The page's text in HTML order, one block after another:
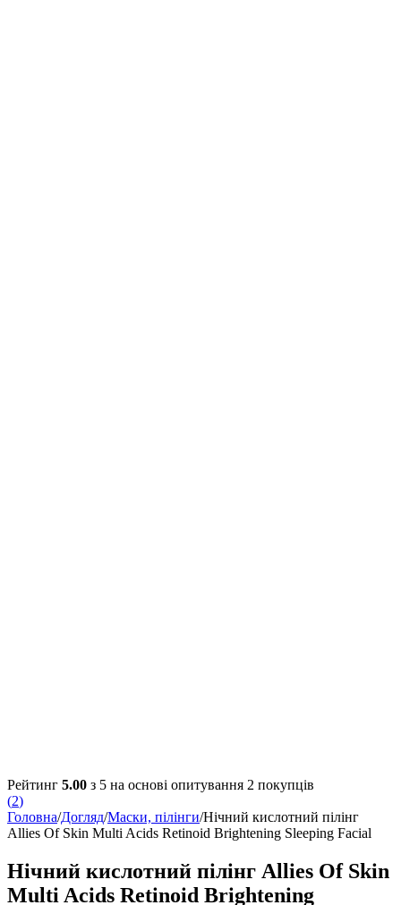
Рейтинг 5.00 з 5 на основі опитування 2 покупців
(2)
Головна/Догляд/Маски, пілінги/Нічний кислотний пілінг
Allies Of Skin Multi Acids Retinoid Brightening Sleeping Facial
Нічний кислотний пілінг Allies Of Skin
Multi Acids Retinoid Brightening